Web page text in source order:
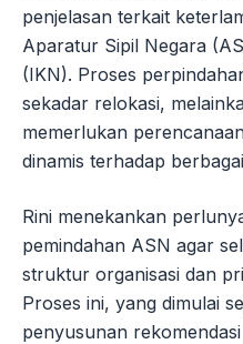
penjelasan terkait
Aparatur Sipil Negara
(IKN). Proses
sekadar relokasi,
memerlukan
dinamis terhadap
Rini menekankan
pemindahan ASN agar
struktur organisasi dan
Proses ini, yang dimulai
penyusunan